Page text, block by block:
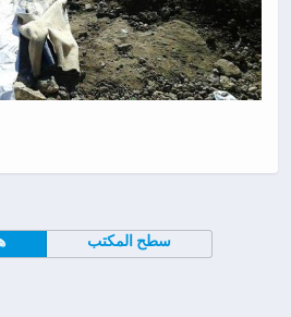
سطح المكتب